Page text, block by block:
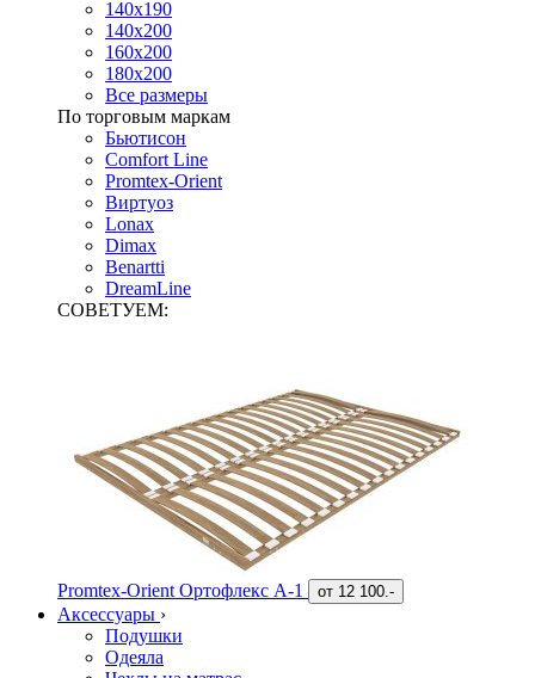
140х190
140х200
160х200
180х200
Все размеры
По торговым маркам
Бьютисон
Comfort Line
Promtex-Orient
Виртуоз
Lonax
Dimax
Benartti
DreamLine
СОВЕТУЕМ:
Promtex-Orient Ортофлекс А-1 от 12 100.-
Аксессуары ›
Подушки
Одеяла